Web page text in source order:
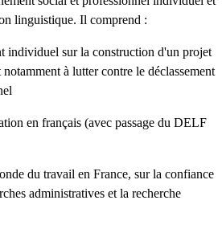
linguistique. Il comprend :
individuel sur la construction d'un projet
à lutter contre le déclassement
en français (avec passage du DELF
du travail en France, sur la confiance
administratives et la recherche